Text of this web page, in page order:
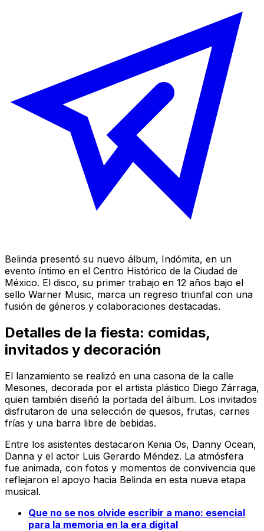
Belinda presentó su nuevo álbum, Indómita, en un
evento íntimo en el Centro Histórico de la Ciudad de
México. El disco, su primer trabajo en 12 años bajo el
sello Warner Music, marca un regreso triunfal con una
fusión de géneros y colaboraciones destacadas.
Detalles de la fiesta: comidas,
invitados y decoración
El lanzamiento se realizó en una casona de la calle
Mesones, decorada por el artista plástico Diego Zárraga,
quien también diseñó la portada del álbum. Los invitados
disfrutaron de una selección de quesos, frutas, carnes
frías y una barra libre de bebidas.
Entre los asistentes destacaron Kenia Os, Danny Ocean,
Danna y el actor Luis Gerardo Méndez. La atmósfera
fue animada, con fotos y momentos de convivencia que
reflejaron el apoyo hacia Belinda en esta nueva etapa
musical.
Que no se nos olvide escribir a mano: esencial
para la memoria en la era digital